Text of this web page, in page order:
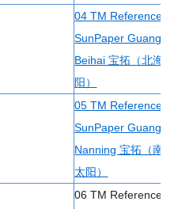
04 TM Reference
SunPaper Guangxi
Beihai 宝拓（北海太
阳）
05 TM Reference
SunPaper Guangxi
Nanning 宝拓（南宁
太阳）
06 TM Reference